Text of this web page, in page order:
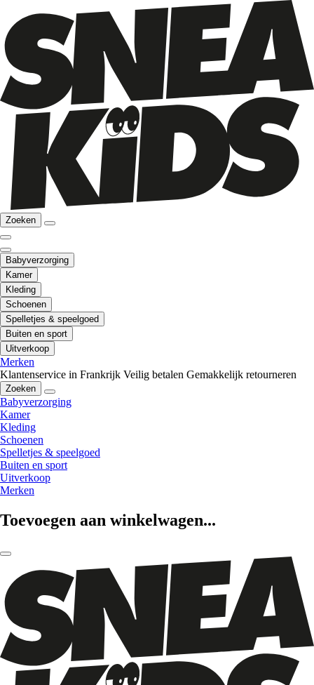
Zoeken
Babyverzorging
Kamer
Kleding
Schoenen
Spelletjes & speelgoed
Buiten en sport
Uitverkoop
Merken
Klantenservice in Frankrijk Veilig betalen Gemakkelijk retourneren
Zoeken
Babyverzorging
Kamer
Kleding
Schoenen
Spelletjes & speelgoed
Buiten en sport
Uitverkoop
Merken
Toevoegen aan winkelwagen...